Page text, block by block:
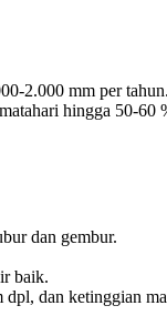
2.000 mm per tahun.
hingga 50-60
dan gembur.
baik.
dan ketinggian